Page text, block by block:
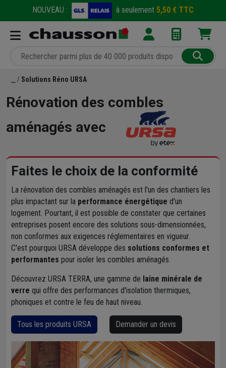
NOUVEAU : à seulement 5,50 € TTC
Solutions Réno URSA
Rénovation des combles
aménagés avec
Faites le choix de la conformité
La rénovation des combles aménagés est l'un des chantiers les
plus impactant sur la performance énergétique d'un
logement. Pourtant, il est possible de constater que certaines
entreprises posent encore des solutions sous-dimensionnées,
non conformes aux exigences réglementaires en vigueur.
C'est pourquoi URSA développe des solutions conformes et
performantes pour isoler les combles aménagés.
Découvrez URSA TERRA, une gamme de laine minérale de
verre qui offre des performances d'isolation thermiques,
phoniques et contre le feu de haut niveau.
Tous les produits URSA Demander un devis